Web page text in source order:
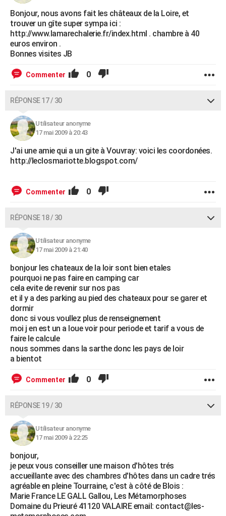
Bonjour, nous avons fait les châteaux de la Loire, et
trouver un gîte super sympa ici :
http://www.lamarechalerie.fr/index.html . chambre à 40
euros environ .
Bonnes visites JB
Commenter 0
RÉPONSE 17 / 30
Utilisateur anonyme
17 mai 2009 à 20:43
J'ai une amie qui a un gite à Vouvray: voici les coordonées.
http://leclosmariotte.blogspot.com/
Commenter 0
RÉPONSE 18 / 30
Utilisateur anonyme
17 mai 2009 à 21:40
bonjour les chateaux de la loir sont bien etales
pourquoi ne pas faire en camping car
cela evite de revenir sur nos pas
et il y a des parking au pied des chateaux pour se garer et
dormir
donc si vous voullez plus de renseignement
moi j en est un a loue voir pour periode et tarif a vous de
faire le calcule
nous sommes dans la sarthe donc les pays de loir
a bientot
Commenter 0
RÉPONSE 19 / 30
Utilisateur anonyme
17 mai 2009 à 22:25
bonjour,
je peux vous conseiller une maison d'hôtes trés
accueillante avec des chambres d'hôtes dans un cadre trés
agréable en pleine Tourraine, c'est à côté de Blois :
Marie France LE GALL Gallou, Les Métamorphoses
Domaine du Prieuré 41120 VALAIRE email: contact@les-